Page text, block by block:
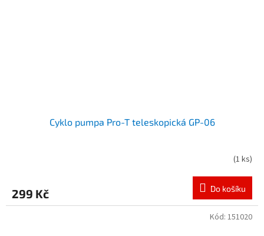
Cyklo pumpa Pro-T teleskopická GP-06
(1 ks)
299 Kč Do košíku
Kód: 151020